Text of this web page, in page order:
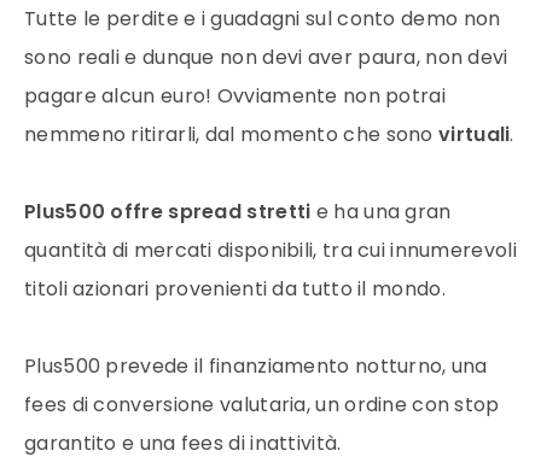
Tutte le perdite e i guadagni sulconto demo non
sono reali e dunque non devi aver paura, non devi
pagare alcun euro! Ovviamente non potrai
nemmeno ritirarli, dal momento che sono virtuali.
Plus500 offre spread stretti e ha una gran
quantità di mercati disponibili, tra cui innumerevoli
titoli azionari provenienti da tutto il mondo.
Plus500 prevede il finanziamento notturno, una
fees di conversione valutaria, un ordine con stop
garantito e una fees di inattività.